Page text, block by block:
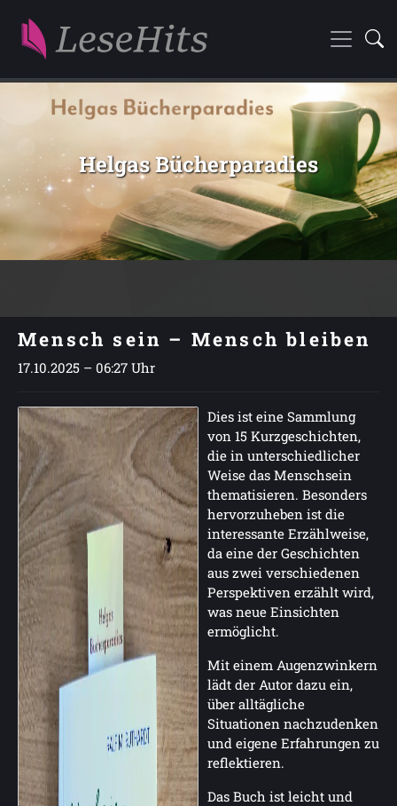
Helgas Bücherparadies
Mensch sein – Mensch bleiben
17.10.2025 – 06:27 Uhr
Dies ist eine Sammlung
von 15 Kurzgeschichten,
die in unterschiedlicher
Weise das Menschsein
thematisieren. Besonders
hervorzuheben ist die
interessante Erzählweise,
da eine der Geschichten
aus zwei verschiedenen
Perspektiven erzählt wird,
was neue Einsichten
ermöglicht.
Mit einem Augenzwinkern
lädt der Autor dazu ein,
über alltägliche
Situationen nachzudenken
und eigene Erfahrungen zu
reflektieren.
Das Buch ist leicht und